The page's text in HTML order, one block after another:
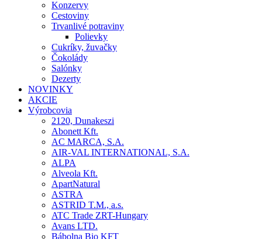
Konzervy
Cestoviny
Trvanlivé potraviny
Polievky
Cukríky, žuvačky
Čokolády
Salónky
Dezerty
NOVINKY
AKCIE
Výrobcovia
2120, Dunakeszi
Abonett Kft.
AC MARCA, S.A.
AIR-VAL INTERNATIONAL, S.A.
ALPA
Alveola Kft.
ApartNatural
ASTRA
ASTRID T.M., a.s.
ATC Trade ZRT-Hungary
Avans LTD.
Bábolna Bio KFT